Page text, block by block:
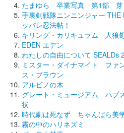
たまゆら 卒業写真 第1部
手裏剣戦隊ニンニンジャー THE
ッパレ忍法帖！
キリング・カリキュラム 人狼
EDEN エデン
わたしの自由について SEALDs
ミスター・ダイナマイト ファ
ス・ブラウン
アルビノの木
グレート・ミュージアム ハプ
状
時代劇は死なず ちゃんばら美
霧の中のハリネズミ